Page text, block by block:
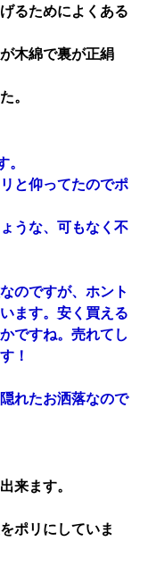
るためによくある
木綿で裏が正絹
。
。
と仰ってたのでポ
うな、可もなく不
のですが、ホント
ます。安く買える
ですね。売れてし
！
れたお洒落なので
来ます。
ポリにしていま